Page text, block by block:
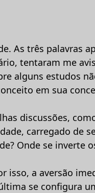
As três palavras
tentaram me
alguns estudos
em sua
discussões,
carregado de
Onde se inverte
isso, a aversão
se configura